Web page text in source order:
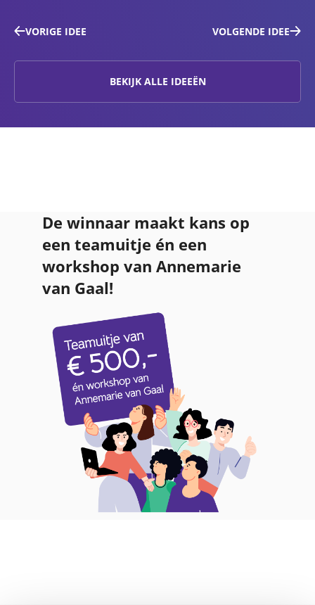
VORIGE IDEE VOLGENDE IDEE
BEKIJK ALLE IDEEËN
De winnaar maakt kans op
een teamuitje én een
workshop van Annemarie
van Gaal!